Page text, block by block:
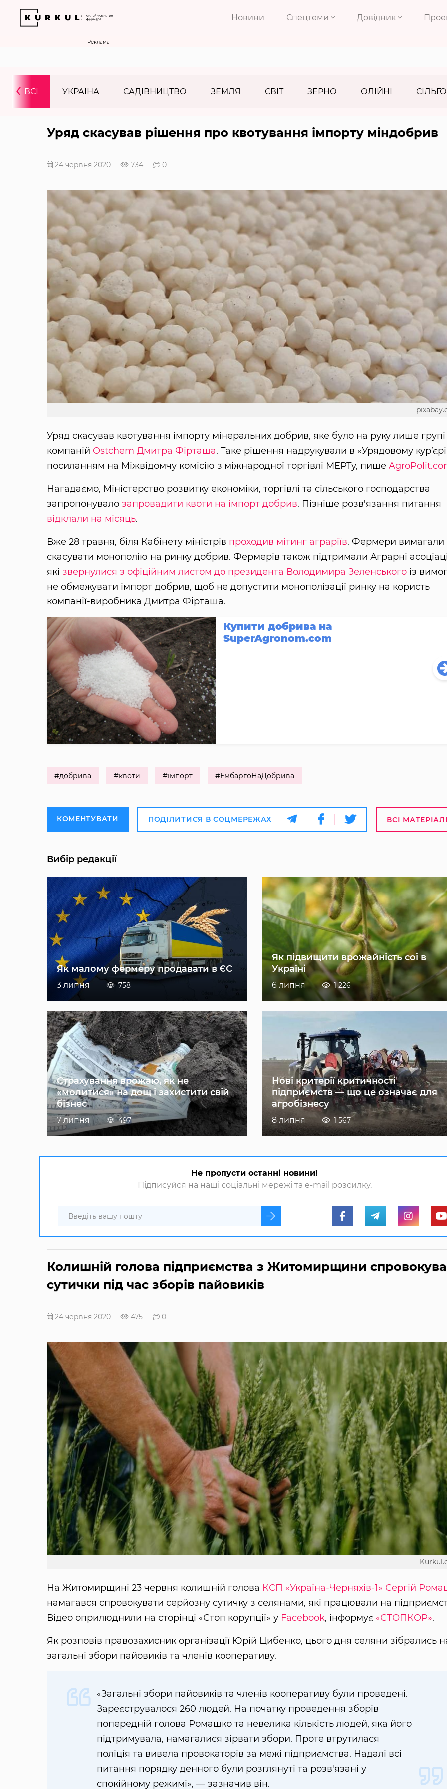
Новини Спецтеми Довідник
Реклама
ВСІ УКРАЇНА САДІВНИЦТВО ЗЕМЛЯ СВІТ ЗЕРНО ОЛІЙНІ
‹
Уряд скасував рішення про квотування імпорту міндобрив
24 червня 2020 734 0
Уряд скасував квотування імпорту мінеральних добрив, яке було на руку лише групі
компаній Ostchem Дмитра Фірташа. Таке рішення надрукували в «Урядовому
посиланням на Міжвідомчу комісію з міжнародної торгівлі МЕРТу, пише
Нагадаємо, Міністерство розвитку економіки, торгівлі та сільського господарства
запропонувало запровадити квоти на імпорт добрив. Пізніше розв'язання питання
відклали на місяць.
Вже 28 травня, біля Кабінету міністрів проходив мітинг аграріїв. Фермери вимагали
скасувати монополію на ринку добрив. Фермерів також підтримали Аграрні
які звернулися з офіційним листом до президента Володимира Зеленськогоіз
не обмежувати імпорт добрив, щоб не допустити монополізації ринку на користь
компанії-виробника Дмитра Фірташа.
Купити добрива на
SuperAgronom.com
#добрива #квоти #імпорт #ЕмбаргоНаДобрива
КОМЕНТУВАТИ ПОДІЛИТИСЯ В СОЦМЕРЕЖАХ ВСІ
Вибір редакції
Як малому фермеру продавати в ЄС
3 липня 758
Як підвищити врожайність сої в
Україні
6 липня 1 226
Страхування врожаю, як не
«молитися» на дощ і захистити свій
бізнес
7 липня 497
Нові критерії критичності
підприємств — що це означає для
агробізнесу
8 липня 1 567
Не пропусти останні новини!
Підписуйся на наші соціальні мережі та e-mail розсилку.
Колишній голова підприємства з Житомирщини
сутички під час зборів пайовиків
24 червня 2020 475 0
На Житомирщині 23 червня колишній голова КСП «Україна-Черняхів-1» Сергій
намагався спровокувати серйозну сутичку з селянами, які працювали на
Відео оприлюднили на сторінці «Стоп корупції» у Facebook, інформує «СТОПКОР».
Як розповів правозахисник організації Юрій Цибенко, цього дня селяни зібрались
загальні збори пайовиків та членів кооперативу.
«Загальні збори пайовиків та членів кооперативу були проведені.
Зареєструвалося 260 людей. На початку проведення зборів
попередній голова Ромашко та невелика кількість людей, яка його
підтримувала, намагалися зірвати збори. Проте втрутилася
поліція та вивела провокаторів за межі підприємства. Надалі всі
питання порядку денного були розглянуті та розв'язані у
спокійному режимі», — зазначив він.